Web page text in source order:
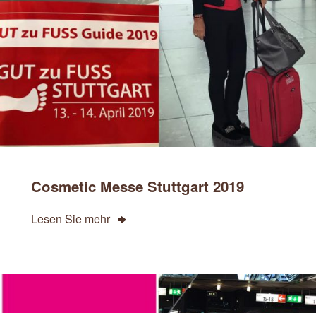
Cosmetic Messe Stuttgart 2019
Lesen Sie mehr